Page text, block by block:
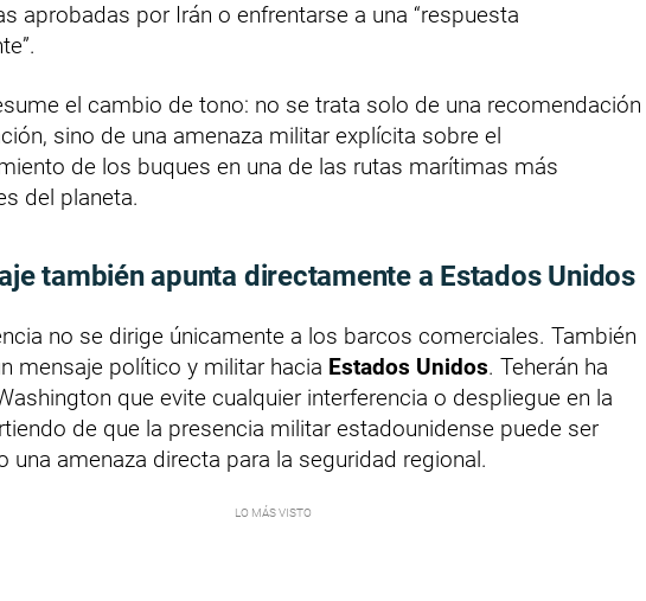
aprobadas por Irán o enfrentarse a una “respuesta
el cambio de tono: no se trata solo de una recomendación
sino de una amenaza militar explícita sobre el
de los buques en una de las rutas marítimas más
del planeta.
también apunta directamente a Estados Unidos
no se dirige únicamente a los barcos comerciales. También
mensaje político y militar hacia Estados Unidos. Teherán ha
que evite cualquier interferencia o despliegue en la
de que la presencia militar estadounidense puede ser
una amenaza directa para la seguridad regional.